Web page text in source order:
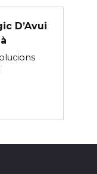
D’Avui